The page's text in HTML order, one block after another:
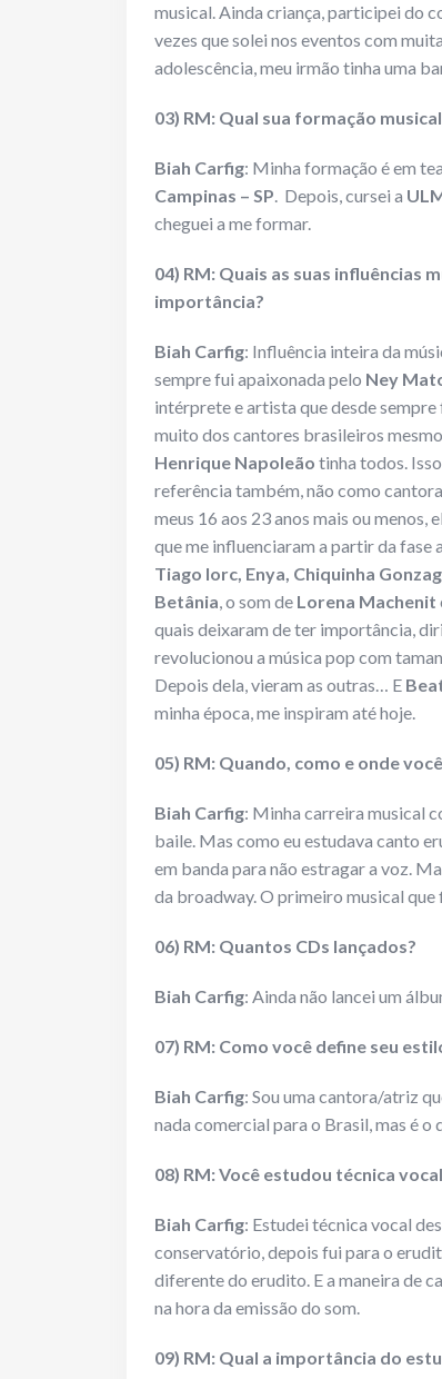
musical. Ainda criança, participei do
vezes que solei nos eventos com
adolescência, meu irmão tinha uma
03) RM: Qual sua formação
Biah Carfig: Minha formação é em
Campinas – SP. Depois, cursei a
cheguei a me formar.
04) RM: Quais as suas influências
importância?
Biah Carfig: Influência inteira da
sempre fui apaixonada pelo Ney
intérprete e artista que desde
muito dos cantores brasileiros
Henrique Napoleão tinha todos.
referência também, não como
meus 16 aos 23 anos mais ou
que me influenciaram a partir da fase
Tiago Iorc, Enya, Chiquinha
Betânia, o som de Lorena Machenit
quais deixaram de ter importância,
revolucionou a música pop com
Depois dela, vieram as outras… E
minha época, me inspiram até hoje.
05) RM: Quando, como e onde
Biah Carfig: Minha carreira musical
baile. Mas como eu estudava canto
em banda para não estragar a voz.
da broadway. O primeiro musical que
06) RM: Quantos CDs lançados?
Biah Carfig: Ainda não lancei um
07) RM: Como você define seu
Biah Carfig: Sou uma cantora/atriz
nada comercial para o Brasil, mas é o
08) RM: Você estudou técnica
Biah Carfig: Estudei técnica vocal
conservatório, depois fui para o
diferente do erudito. E a maneira de
na hora da emissão do som.
09) RM: Qual a importância do